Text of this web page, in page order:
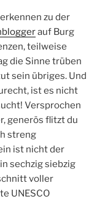
zu der
auf Burg
teilweise
die Sinne trüben
sein übriges. Und
ist es nicht
Versprochen
generös flitzt du
streng
ist nicht der
sechzig siebzig
voller
UNESCO